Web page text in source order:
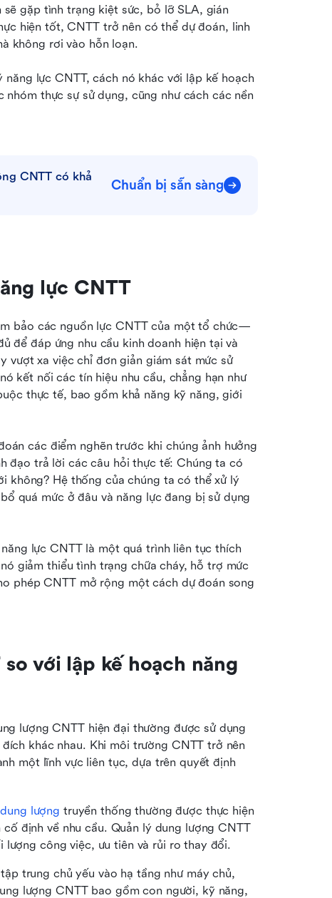
gặp tình trạng kiệt sức, bỏ lỡ SLA, gián
hiện tốt, CNTT trở nên có thể dự đoán, linh
không rơi vào hỗn loạn.
lực CNTT, cách nó khác với lập kế hoạch
thực sự sử dụng, cũng như cách các nền
CNTT có khả
Chuẩn bị sẵn sàng
lực CNTT
bảo các nguồn lực CNTT của một tổ chức—
để đáp ứng nhu cầu kinh doanh hiện tại và
vượt xa việc chỉ đơn giản giám sát mức sử
kết nối các tín hiệu nhu cầu, chẳng hạn như
thực tế, bao gồm khả năng kỹ năng, giới
các điểm nghẽn trước khi chúng ảnh hưởng
đạo trả lời các câu hỏi thực tế: Chúng ta có
không? Hệ thống của chúng ta có thể xử lý
quá mức ở đâu và năng lực đang bị sử dụng
lực CNTT là một quá trình liên tục thích
giảm thiểu tình trạng chữa cháy, hỗ trợ mức
phép CNTT mở rộng một cách dự đoán song
với lập kế hoạch năng
lượng CNTT hiện đại thường được sử dụng
khác nhau. Khi môi trường CNTT trở nên
một lĩnh vực liên tục, dựa trên quyết định
lượng truyền thống thường được thực hiện
định về nhu cầu. Quản lý dung lượng CNTT
công việc, ưu tiên và rủi ro thay đổi.
trung chủ yếu vào hạ tầng như máy chủ,
lượng CNTT bao gồm con người, kỹ năng,